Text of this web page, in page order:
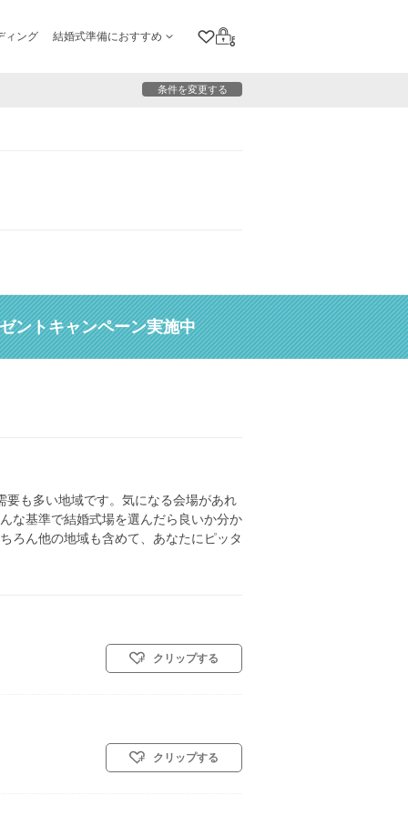
ィング 結婚式準備におすすめ
クリップリスト
ログイン
条件を変更する
ントキャンペーン実施中
も多い地域です。気になる会場があれ
な基準で結婚式場を選んだら良いか分か
ろん他の地域も含めて、あなたにピッタ
クリップする
クリップする